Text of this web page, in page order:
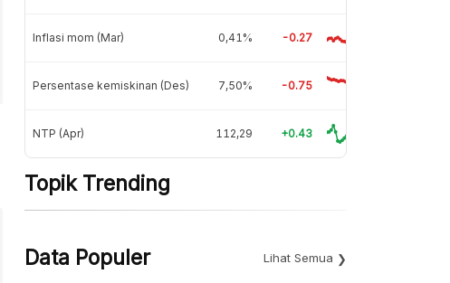
Inflasi mom (Mar) 0,41% -0.27
Persentase kemiskinan (Des) 7,50% -0.75
NTP (Apr) 112,29 +0.43
Topik Trending
Data Populer Lihat Semua